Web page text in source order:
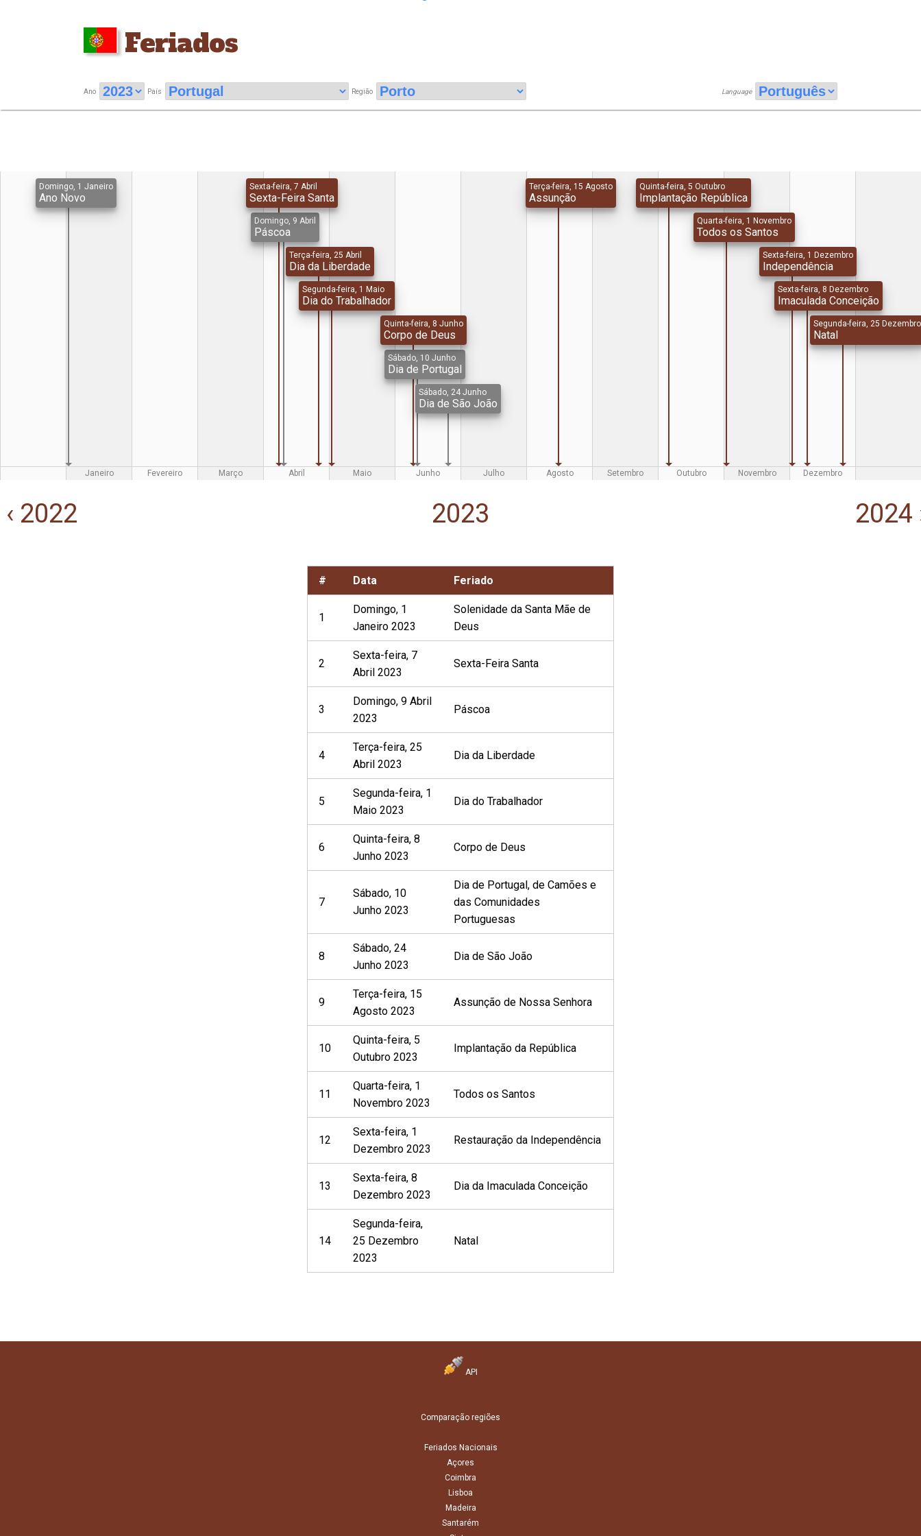
Feriados
Ano País Região Language
Domingo, 1 Janeiro
Ano Novo
Sexta-feira, 7 Abril
Sexta-Feira Santa
Domingo, 9 Abril
Páscoa
Terça-feira, 25 Abril
Dia da Liberdade
Segunda-feira, 1 Maio
Dia do Trabalhador
Quinta-feira, 8 Junho
Corpo de Deus
Sábado, 10 Junho
Dia de Portugal
Sábado, 24 Junho
Dia de São João
Terça-feira, 15 Agosto
Assunção
Quinta-feira, 5 Outubro
Implantação República
Quarta-feira, 1 Novembro
Todos os Santos
Sexta-feira, 1 Dezembro
Independência
Sexta-feira, 8 Dezembro
Imaculada Conceição
Segunda-feira, 25 Dezembro
Natal
Janeiro Fevereiro Março Abril Maio Junho Julho Agosto Setembro Outubro Novembro Dezembro
‹ 2022 2023 2024
# Data Feriado
1
Domingo, 1
Janeiro 2023
Solenidade da Santa Mãe de
Deus
2
Sexta-feira, 7
Abril 2023
Sexta-Feira Santa
3
Domingo, 9 Abril
2023
Páscoa
4
Terça-feira, 25
Abril 2023
Dia da Liberdade
5
Segunda-feira, 1
Maio 2023
Dia do Trabalhador
6
Quinta-feira, 8
Junho 2023
Corpo de Deus
7
Sábado, 10
Junho 2023
Dia de Portugal, de Camões e
das Comunidades
Portuguesas
8
Sábado, 24
Junho 2023
Dia de São João
9
Terça-feira, 15
Agosto 2023
Assunção de Nossa Senhora
10
Quinta-feira, 5
Outubro 2023
Implantação da República
11
Quarta-feira, 1
Novembro 2023
Todos os Santos
12
Sexta-feira, 1
Dezembro 2023
Restauração da Independência
13
Sexta-feira, 8
Dezembro 2023
Dia da Imaculada Conceição
14
Segunda-feira,
25 Dezembro
2023
Natal
API
Comparação regiões
Feriados Nacionais
Açores
Coimbra
Lisboa
Madeira
Santarém